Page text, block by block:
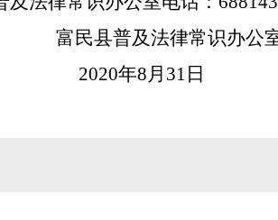
富民县普及法律常识办公
年8月31日